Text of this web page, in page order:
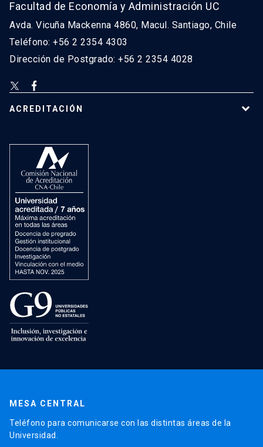
Facultad de Economía y Administración UC
Avda. Vicuña Mackenna 4860, Macul. Santiago, Chile
Teléfono: +56 2 2354 4303
Dirección de Postgrado: +56 2 2354 4028
ACREDITACIÓN
MESA CENTRAL
Teléfono para comunicarse con las distintas áreas de la
Universidad.